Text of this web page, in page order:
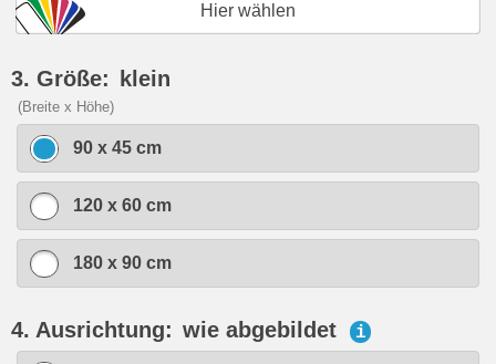
Hier wählen
3. Größe: klein
(Breite x Höhe)
90 x 45 cm
120 x 60 cm
180 x 90 cm
4. Ausrichtung: wie abgebildet i